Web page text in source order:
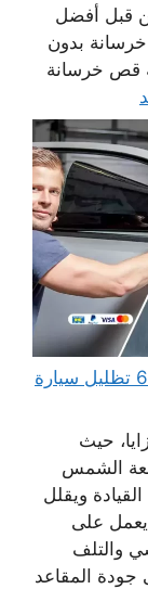
قبل أفضل
بدون
قص خرسانة
تظليل سيارات متنقل الكويت 66400552 تظليل سيارة
حيث
الشمس
القيادة ويقلل
يعمل على
والتلف
المقاعد